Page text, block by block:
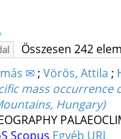
Összesen 242
✉; Vörös, Attila ;
mass
Hungary)
Scopus Egyéb URL